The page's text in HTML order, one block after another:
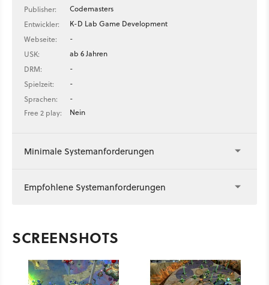
Publisher:
Codemasters
Entwickler:
K-D Lab Game Development
Webseite:
-
USK:
ab 6 Jahren
DRM:
-
Spielzeit:
-
Sprachen:
-
Free 2 play:
Nein
Minimale Systemanforderungen
Empfohlene Systemanforderungen
SCREENSHOTS